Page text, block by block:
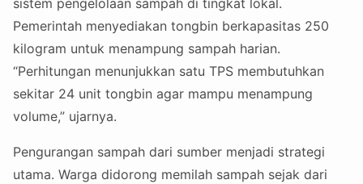
sistem pengelolaan sampah di tingkat lokal.
Pemerintah menyediakan tongbin berkapasitas 250
kilogram untuk menampung sampah harian.
“Perhitungan menunjukkan satu TPS membutuhkan
sekitar 24 unit tongbin agar mampu menampung
volume,” ujarnya.
Pengurangan sampah dari sumber menjadi strategi
utama. Warga didorong memilah sampah sejak dari